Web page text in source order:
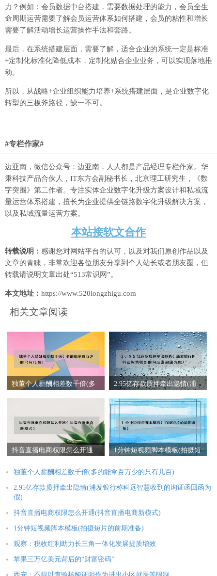
力？例如：会员数据中台搭建，需要数据处理的能力，会员全生
命周期运营需要了解会员运营体系如何搭建，会员的粘性和增长
需要了解活动增长运营操作手法和套路。
最后，在系统搭建层面，需要了解，适合企业的系统一定是标准
+定制化标准化降低成本，定制化贴合企业业务，可以实现落地推
动。
所以，从战略+企业组织能力培养+系统搭建层面，是企业数字化
转型的三板斧路径，缺一不可。
#专栏作家#
边亚南，微信公众号：边亚南，人人都是产品经理专栏作家。华
秉科技产品合伙人，IT东方会副秘书长，北京理工研究生，《数
字突围》第二作者。专注实体企业数字化升级方案设计和私域流
量运营体系搭建，擅长为企业提供全链路数字化升级解决方案，
以及私域流量运营方案。
本站接软文合作
转载说明： 感谢您对网站平台的认可，以及对我们原创作品以及
文章的青睐，非常欢迎各位朋友分享到个人站长或者朋友圈，但
转载请说明文章出处“513常识网”。
本文地址： https://www.520longzhigu.com
相关文章阅读
独董个人薪酬相差数千倍(多
2.95亿存款质押牵出隐情(浦
证函回函为假)
抖音直播电商权限怎么开通
1分钟短视频脚本模板(拍摄短
独董个人薪酬相差数千倍(多的能拿百万少的只有几百)
2.95亿存款质押牵出隐情(浦发银行称科远智慧收到的询证函回函为
假)
抖音直播电商权限怎么开通(抖音直播电商新模式)
1分钟短视频脚本模板(拍摄短片的前期准备)
观察：税收红利助力长三角一体化发展提质增效
苹果三万亿美元背后的“财富密码”